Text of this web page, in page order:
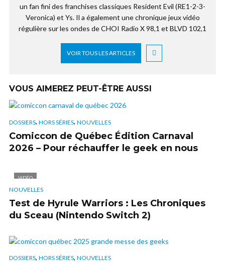
un fan fini des franchises classiques Resident Evil (RE1-2-3-
Veronica) et Ys. Il a également une chronique jeux vidéo
régulière sur les ondes de CHOI Radio X 98,1 et BLVD 102,1
VOIR TOUS LES ARTICLES
VOUS AIMEREZ PEUT-ÊTRE AUSSI
DOSSIERS, HORS SÉRIES, NOUVELLES
Comiccon de Québec Édition Carnaval
2026 – Pour réchauffer le geek en nous
VIDÉO
NOUVELLES
Test de Hyrule Warriors : Les Chroniques
du Sceau (Nintendo Switch 2)
DOSSIERS, HORS SÉRIES, NOUVELLES